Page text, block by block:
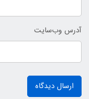
آدرس وب‌سایت
ارسال دیدگاه